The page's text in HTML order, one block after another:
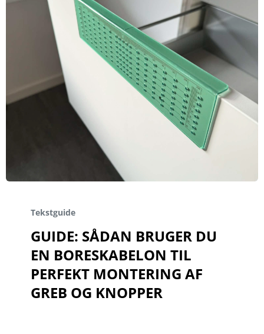
Tekstguide
GUIDE: SÅDAN BRUGER DU
EN BORESKABELON TIL
PERFEKT MONTERING AF
GREB OG KNOPPER